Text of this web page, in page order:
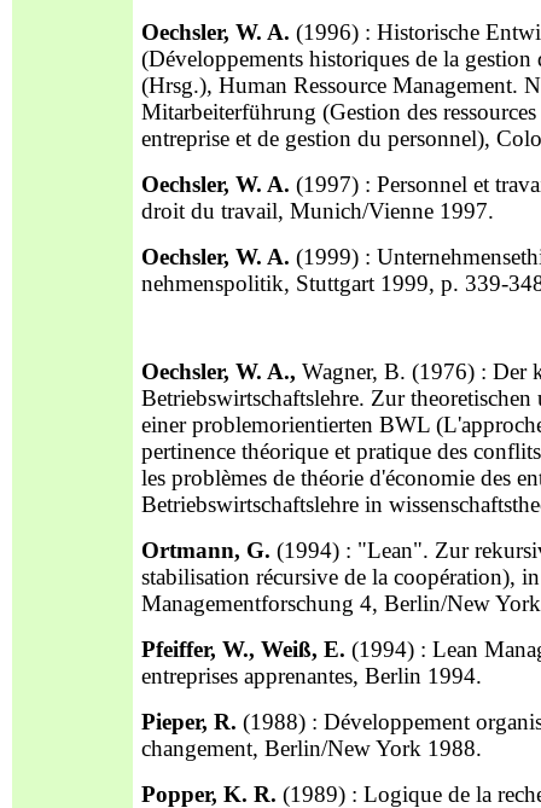
Oechsler, W. A. (1996) : Historische
(Développements historiques de la
(Hrsg.), Human Ressource Management.
Mitarbeiterführung (Gestion des
entreprise et de gestion du personnel),
Oechsler, W. A. (1997) : Personnel et
droit du travail, Munich/Vienne 1997.
Oechsler, W. A. (1999) :
nehmenspolitik, Stuttgart 1999, p. 339-
Oechsler, W. A., Wagner, B. (1976) : Der
Betriebswirtschaftslehre. Zur
einer problemorientierten BWL
pertinence théorique et pratique des
les problèmes de théorie d'économie des
Betriebswirtschaftslehre in
Ortmann, G. (1994) : "Lean". Zur
stabilisation récursive de la coopération),
Managementforschung 4, Berlin/New
Pfeiffer, W., Weiß, E. (1994) : Lean
entreprises apprenantes, Berlin 1994.
Pieper, R. (1988) : Développement
changement, Berlin/New York 1988.
Popper, K. R. (1989) : Logique de la